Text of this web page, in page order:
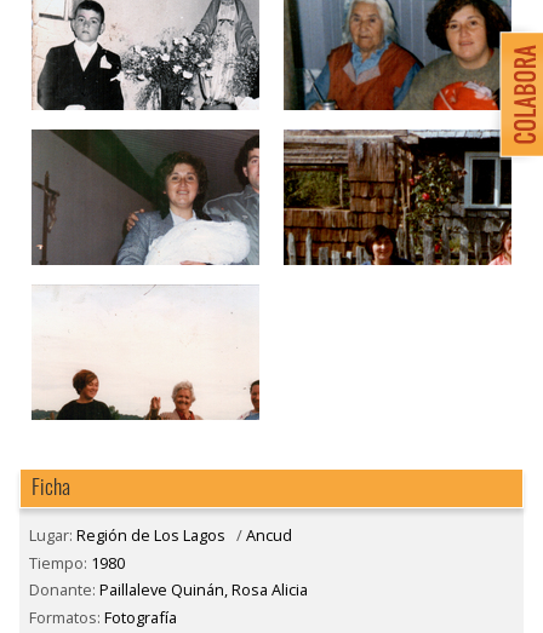
Ficha
Lugar: Región de Los Lagos /Ancud
Tiempo: 1980
Donante: Paillaleve Quinán, Rosa Alicia
Formatos: Fotografía